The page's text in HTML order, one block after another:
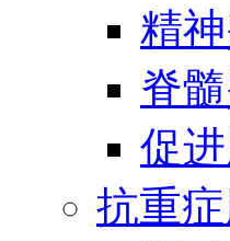
精
脊
促
抗重